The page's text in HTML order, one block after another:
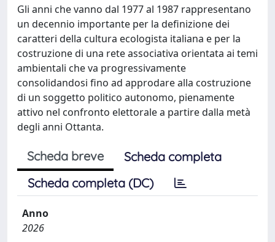
Gli anni che vanno dal 1977 al 1987 rappresentano
un decennio importante per la definizione dei
caratteri della cultura ecologista italiana e per la
costruzione di una rete associativa orientata ai temi
ambientali che va progressivamente
consolidandosi fino ad approdare alla costruzione
di un soggetto politico autonomo, pienamente
attivo nel confronto elettorale a partire dalla metà
degli anni Ottanta.
Scheda breve
Scheda completa
Scheda completa (DC)
Anno
2026